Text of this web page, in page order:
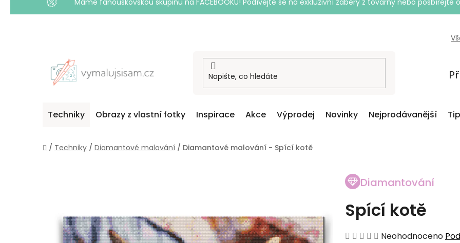
Máme fanouškovskou skupinu na FACEBOOKU! Podívejte se na exkluzivní záběry z továrny nebo
Techniky Obrazy z vlastní fotky Inspirace Akce Výprodej Novinky Nejprodávanější
Domů
/ Techniky / Diamantové malování / Diamantové malování - Spící kotě
Diamantování
Spící kotě
Průměrné
Neohodnoceno